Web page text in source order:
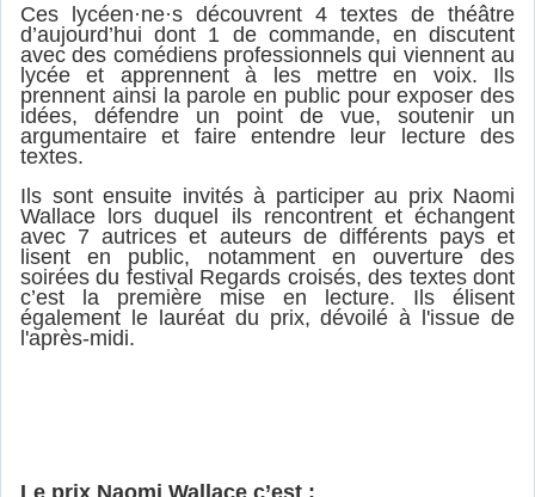
Ces lycéen·ne·s découvrent 4 textes de théâtre
d’aujourd’hui dont 1 de commande, en discutent
avec des comédiens professionnels qui viennent au
lycée et apprennent à les mettre en voix. Ils
prennent ainsi la parole en public pour exposer des
idées, défendre un point de vue, soutenir un
argumentaire et faire entendre leur lecture des
textes.
Ils sont ensuite invités à participer au prix Naomi
Wallace lors duquel ils rencontrent et échangent
avec 7 autrices et auteurs de différents pays et
lisent en public, notamment en ouverture des
soirées du festival Regards croisés, des textes dont
c’est la première mise en lecture. Ils élisent
également le lauréat du prix, dévoilé à l'issue de
l'après-midi.
Le prix Naomi Wallace c’est :